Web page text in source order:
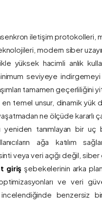
iletişim protokolleri,
modern siber
yüksek hacimli anlık
seviyeye
tamamen geçerliliğini
temel unsur, dinamik yük
ne ölçüde kararlı
yeniden tanımlayan bir
ağa katılım
veya veri açığı değil, siber
giriş şebekelerinin arka
ve veri
benzersiz